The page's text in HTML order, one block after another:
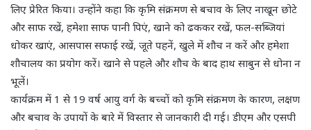
लिए प्रेरित किया। उन्होंने कहा कि कृमि संक्रमण से बचाव के लिए नाखून छोटे
और साफ रखें, हमेशा साफ पानी पिएं, खाने को ढककर रखें, फल-सब्जियां
धोकर खाएं, आसपास सफाई रखें, जूते पहनें, खुले में शौच न करें और हमेशा
शौचालय का प्रयोग करें। खाने से पहले और शौच के बाद हाथ साबुन से धोना न
भूलें।
कार्यक्रम में 1 से 19 वर्ष आयु वर्ग के बच्चों को कृमि संक्रमण के कारण, लक्षण
और बचाव के उपायों के बारे में विस्तार से जानकारी दी गई। डीएम और एसपी